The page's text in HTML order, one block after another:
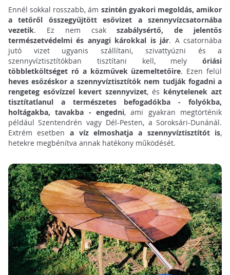
Ennél sokkal rosszabb, ám szintén gyakori megoldás, amikor
a tetőről összegyűjtött esővizet a szennyvízcsatornába
vezetik. Ez nem csakszabálysértő, de jelentős
természetvédelmi és anyagi károkkal is jár. A csatornába
jutó vizet ugyanis szállítani, szivattyúzni és a
szennyvíztisztítókban tisztítani kell, melyóriási
többletköltséget ró a közművek üzemeltetőire. Ezen felül
heves esőzéskor a szennyvíztisztítók nem tudják fogadni a
rengeteg esővízzel kevert szennyvizet, és kénytelenek azt
tisztítatlanul a természetes befogadókba - folyókba,
holtágakba, tavakba - engedni, ami gyakran megtörténik
például Szentendrén vagy Dél-Pesten, a Soroksári-Dunánál.
Extrém esetbena víz elmoshatja a szennyvíztisztítót is,
hetekre megbénítva annak hatékony működését.